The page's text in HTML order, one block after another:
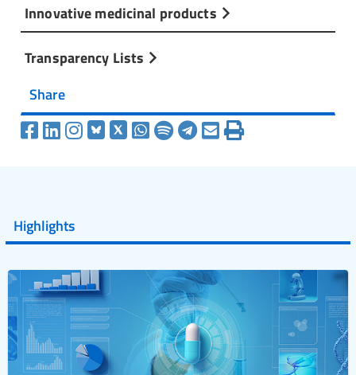
Innovative medicinal products
Transparency Lists
Share
Highlights